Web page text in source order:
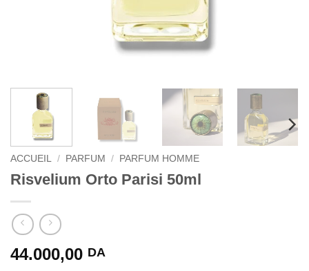
ACCUEIL / PARFUM / PARFUM HOMME
Risvelium Orto Parisi 50ml
44.000,00 DA